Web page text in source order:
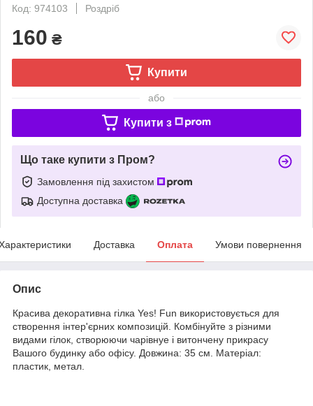
Код: 974103
Роздріб
160 ₴
Купити
або
Купити з
Що таке купити з Пром?
Замовлення під захистом
Доступна доставка
Доставка Оплата Умови повернення
Опис
Красива декоративна гілка Yes! Fun використовується для
створення інтер'єрних композицій. Комбінуйте з різними
видами гілок, створюючи чарівнуе і витончену прикрасу
Вашого будинку або офісу. Довжина: 35 см. Матеріал:
пластик, метал.